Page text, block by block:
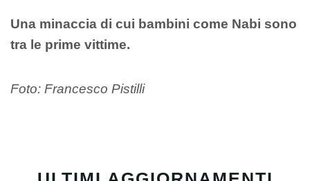
Una minaccia di cui bambini come Nabi sono
tra le prime vittime.
Foto: Francesco Pistilli